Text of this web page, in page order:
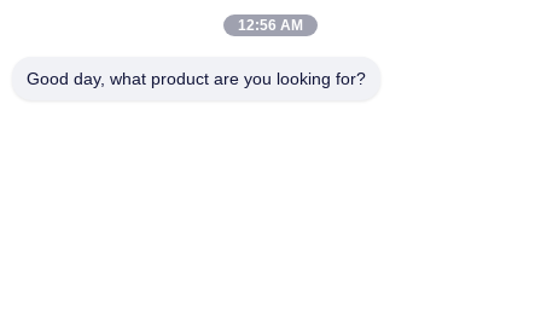
Αρχική Σελίδα
Σχετικά Με Εμάς
12:56 AM
Good day, what product are you looking for?